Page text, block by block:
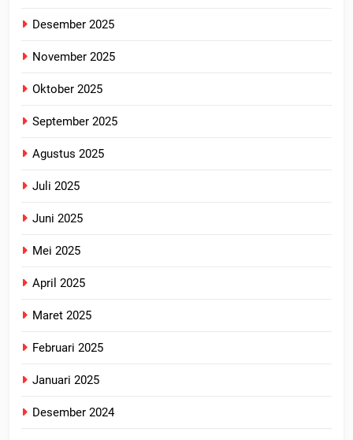
Desember 2025
November 2025
Oktober 2025
September 2025
Agustus 2025
Juli 2025
Juni 2025
Mei 2025
April 2025
Maret 2025
Februari 2025
Januari 2025
Desember 2024